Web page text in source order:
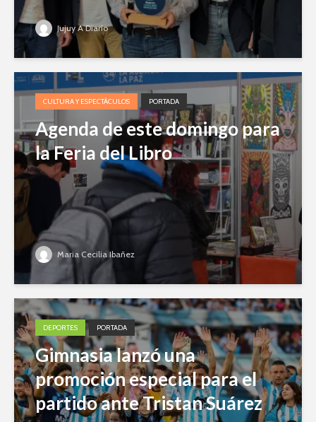
Jujuy A Diario
CULTURA Y ESPECTÁCULOS PORTADA
Agenda de este domingo para
la Feria del Libro
Maria Cecilia Ibañez
DEPORTES PORTADA
Gimnasia lanzó una
promoción especial para el
partido ante Tristan Suárez